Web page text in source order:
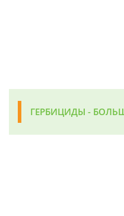
ГЕРБИЦИДЫ -